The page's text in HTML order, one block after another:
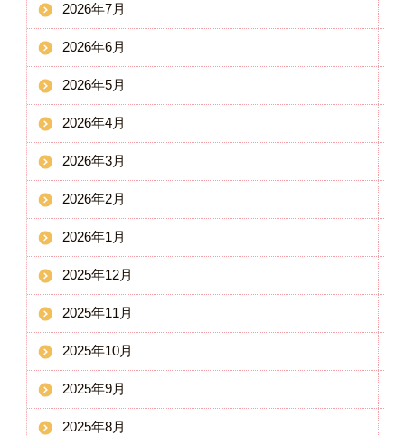
2026年7月
2026年6月
2026年5月
2026年4月
2026年3月
2026年2月
2026年1月
2025年12月
2025年11月
2025年10月
2025年9月
2025年8月